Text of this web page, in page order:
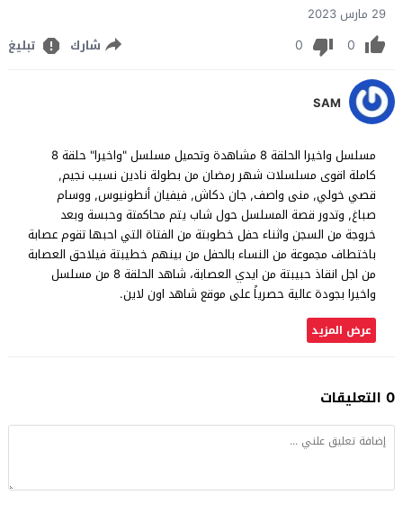
29 مارس 2023
0
0 شارك تبليغ
SAM
مسلسل واخيرا الحلقة 8 مشاهدة وتحميل مسلسل "واخيرا" حلقة 8
كاملة اقوى مسلسلات شهر رمضان من بطولة نادين نسيب نجيم,
قصي خولي, منى واصف, جان دكاش, فيفيان أنطونيوس, ووسام
صباغ, وتدور قصة المسلسل حول شاب يتم محاكمتة وحبسة وبعد
خروجة من السجن واثناء حفل خطوبتة من الفتاة التي احبها تقوم عصابة
باختطاف مجموعة من النساء بالحفل من بينهم خطيبتة فيلاحق العصابة
من اجل انقاذ حبيبتة من ايدي العصابة، شاهد الحلقة 8 من مسلسل
واخيرا بجودة عالية حصرياً على موقع شاهد اون لاين.
عرض المزيد
0 التعليقات